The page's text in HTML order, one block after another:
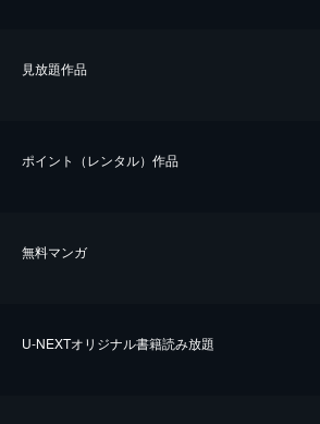
⾒放題作品
ポイント（レンタル）作品
無料マンガ
U-NEXTオリジナル書籍読み放題